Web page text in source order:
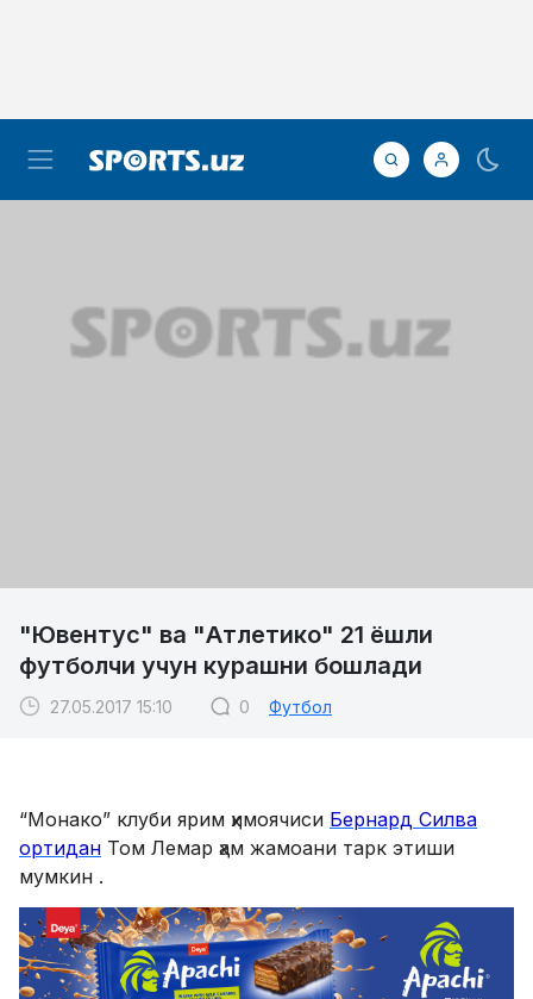
"Ювентус" ва "Атлетико" 21 ёшли
футболчи учун курашни бошлади
27.05.2017 15:10 0 Футбол
“Монако” клуби ярим ҳимоячиси Бернард Силва
ортидан Том Лемар ҳам жамоани тарк этиши
мумкин .